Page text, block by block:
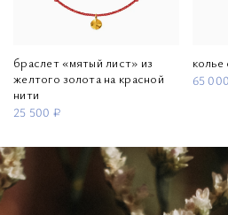
браслет «мятый лист» из
желтого золота на красной
нити
25 500 ₽
65